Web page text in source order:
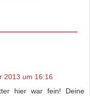
2013 um 16:16
hier war fein! Deine